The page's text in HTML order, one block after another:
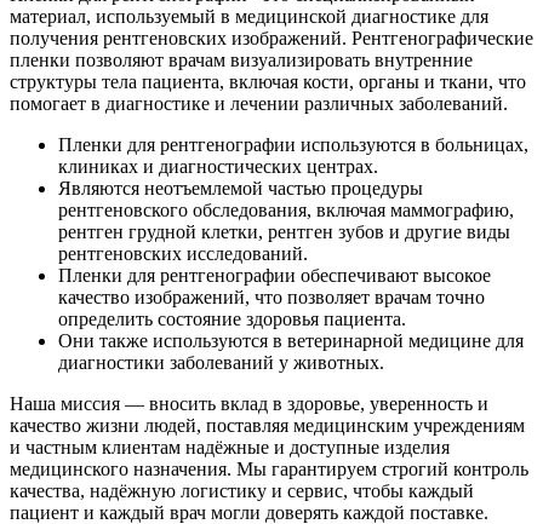
материал, используемый в медицинской диагностике для
получения рентгеновских изображений. Рентгенографические
пленки позволяют врачам визуализировать внутренние
структуры тела пациента, включая кости, органы и ткани, что
помогает в диагностике и лечении различных заболеваний.
Пленки для рентгенографии используются в больницах,
клиниках и диагностических центрах.
Являются неотъемлемой частью процедуры
рентгеновского обследования, включая маммографию,
рентген грудной клетки, рентген зубов и другие виды
рентгеновских исследований.
Пленки для рентгенографии обеспечивают высокое
качество изображений, что позволяет врачам точно
определить состояние здоровья пациента.
Они также используются в ветеринарной медицине для
диагностики заболеваний у животных.
Наша миссия — вносить вклад в здоровье, уверенность и
качество жизни людей, поставляя медицинским учреждениям
и частным клиентам надёжные и доступные изделия
медицинского назначения. Мы гарантируем строгий контроль
качества, надёжную логистику и сервис, чтобы каждый
пациент и каждый врач могли доверять каждой поставке.